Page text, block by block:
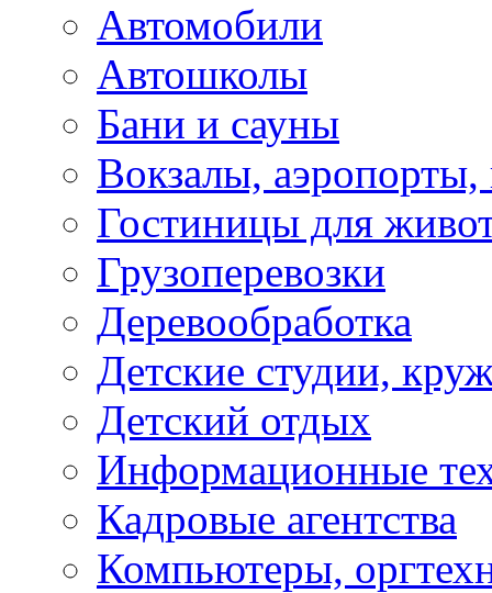
Автомобили
Автошколы
Бани и сауны
Вокзалы,
Гостиницы для
Грузоперевозки
Деревообработка
Детские студии,
Детский отдых
Информационные
Кадровые агентства
Компьютеры,